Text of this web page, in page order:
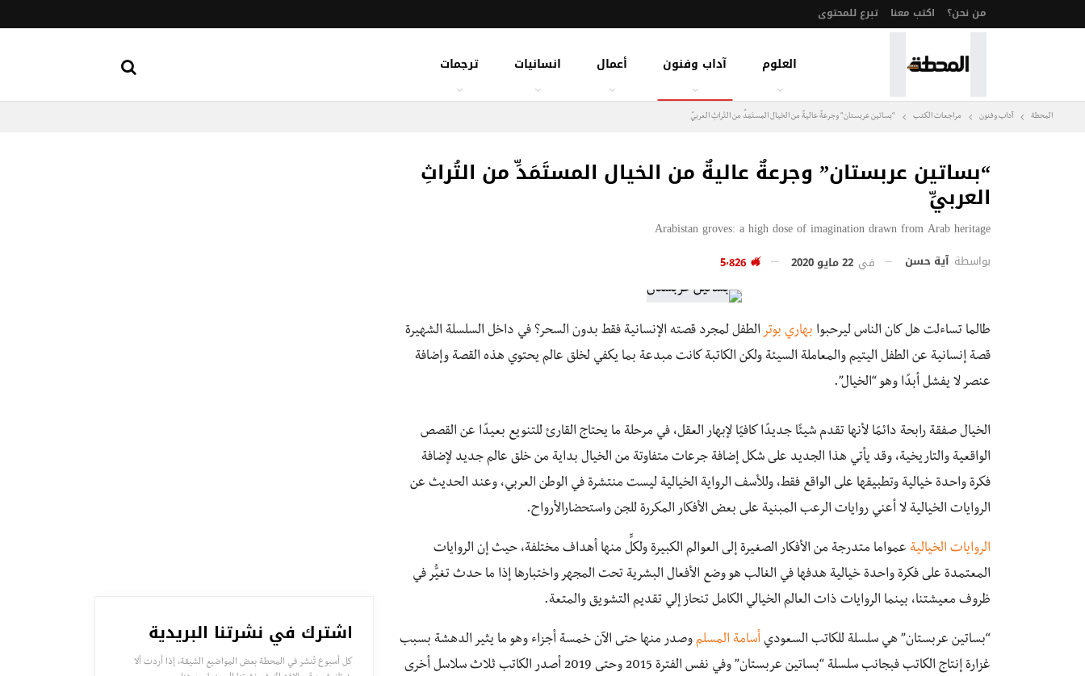
من نحن؟ اكتب معنا تبرع للمحتوى
العلوم آداب وفنون أعمال انسانيات ترجمات
المحطة آداب وفنون مراجعات الكتب “بساتين عربستان” وجرعةٌ عاليةٌ من الخيال المستَمَدِّ من التُراثِ العربيِّ
“بساتين عربستان” وجرعةٌ عاليةٌ من الخيال المستَمَدِّ من التُراثِ
العربيِّ
Arabistan groves: a high dose of imagination drawn from Arab heritage
بواسطة آية حسن في 22 مايو 2020
طالما تساءلت هل كان الناس ليرحبوا بهاري بوتر الطفل لمجرد قصته الإنسانية فقط بدون السحر؟ في داخل السلسلة الشهيرة
قصة إنسانية عن الطفل اليتيم والمعاملة السيئة ولكن الكاتبة كانت مبدعة بما يكفي لخلق عالم يحتوي هذه القصة وإضافة
عنصر لا يفشل أبدًا وهو “الخيال”.
الخيال صفقة رابحة دائمًا لأنها تقدم شيئًا جديدًا كافيًا لإبهار العقل، في مرحلة ما يحتاج القارئ للتنويع بعيدًا عن القصص
الواقعية والتاريخية، وقد يأتي هذا الجديد على شكل إضافة جرعات متفاوتة من الخيال بداية من خلق عالم جديد لإضافة
فكرة واحدة خيالية وتطبيقها على الواقع فقط، وللأسف الرواية الخيالية ليست منتشرة في الوطن العربي، وعند الحديث عن
الروايات الخيالية لا أعني روايات الرعب المبنية على بعض الأفكار المكررة للجن واستحضارالأرواح.
الروايات الخيالية عمواما متدرجة من الأفكار الصغيرة إلى العوالم الكبيرة ولكلٍّ منها أهداف مختلفة، حيث إن الروايات
المعتمدة على فكرة واحدة خيالية هدفها في الغالب هو وضع الأفعال البشرية تحت المجهر واختبارها إذا ما حدث تغيُّر في
ظروف معيشتنا، بينما الروايات ذات العالم الخيالي الكامل تنحاز إلي تقديم التشويق والمتعة.
“بساتين عربستان” هي سلسلة للكاتب السعودي أسامة المسلم وصدر منها حتى الآن خمسة أجزاء وهو ما يثير الدهشة بسبب
غزارة إنتاج الكاتب فبجانب سلسلة “بساتين عربستان” وفي نفس الفترة 2015 وحتى 2019 أصدر الكاتب ثلاث سلاسل أخرى
اشترك في نشرتنا البريدية
كل أسبوع تُنشر في المحطة بعض المواضيع الشيقة، إذا أردت ألا